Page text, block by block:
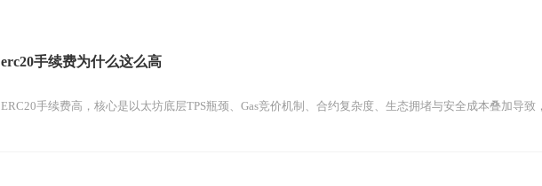
erc20手续费为什么这么高
ERC20手续费高，核心是以太坊底层TPS瓶颈、Gas竞价机制、合约复杂度、生态拥堵与安全成本叠加导致